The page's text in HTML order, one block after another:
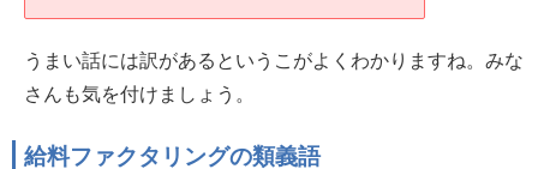
うまい話には訳があるというこがよくわかりますね。みな
さんも気を付けましょう。
給料ファクタリングの類義語